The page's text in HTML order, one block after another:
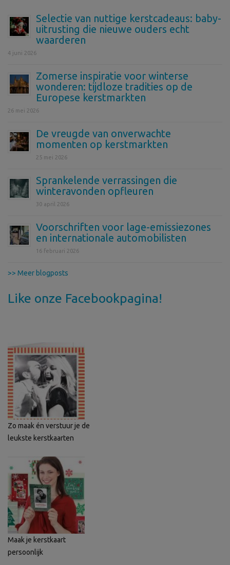
Selectie van nuttige kerstcadeaus: baby-
uitrusting die nieuwe ouders echt
waarderen
4 juni 2026
Zomerse inspiratie voor winterse
wonderen: tijdloze tradities op de
Europese kerstmarkten
26 mei 2026
De vreugde van onverwachte
momenten op kerstmarkten
25 mei 2026
Sprankelende verrassingen die
winteravonden opfleuren
30 april 2026
Voorschriften voor lage-emissiezones
en internationale automobilisten
16 februari 2026
>> Meer blogposts
Like onze Facebookpagina!
Zo maak én verstuur je de
leukste kerstkaarten
Maak je kerstkaart
persoonlijk